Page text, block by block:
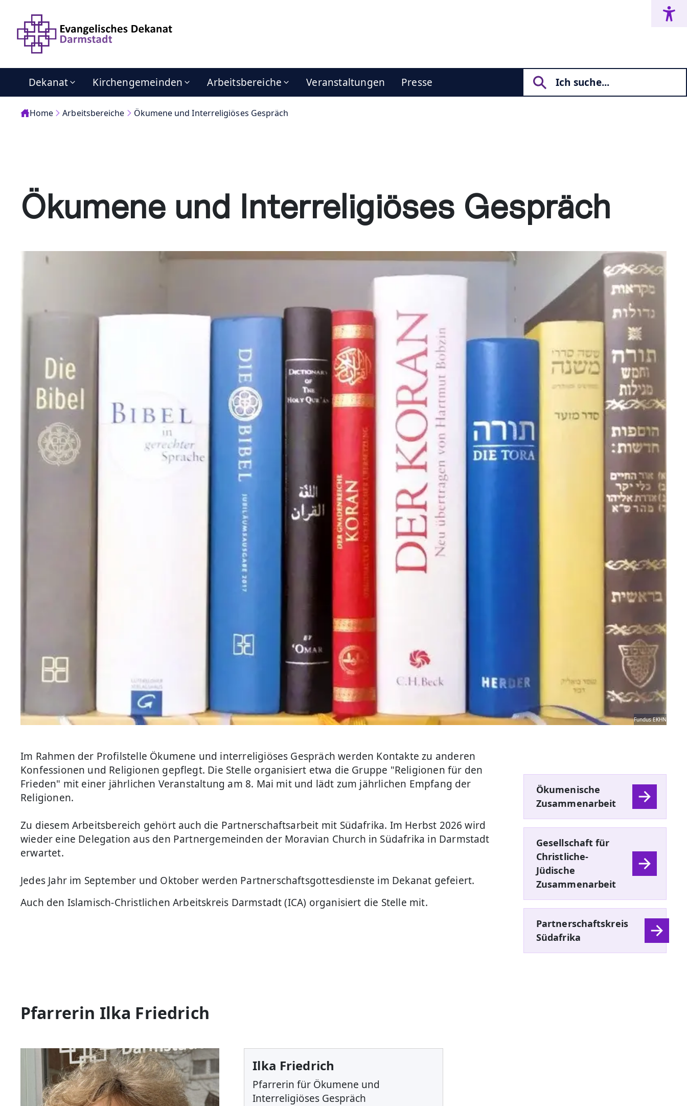
Dekanat Kirchengemeinden Arbeitsbereiche Veranstaltungen Presse
Home Arbeitsbereiche Ökumene und Interreligiöses Gespräch
Ökumene und Interreligiöses Gespräch
Fundus EKHN
Im Rahmen der Profilstelle Ökumene und interreligiöses Gespräch werden Kontakte zu anderen
Konfessionen und Religionen gepflegt. Die Stelle organisiert etwa die Gruppe "Religionen für den
Frieden" mit einer jährlichen Veranstaltung am 8. Mai mit und lädt zum jährlichen Empfang der
Religionen.
Zu diesem Arbeitsbereich gehört auch die Partnerschaftsarbeit mit Südafrika. Im Herbst 2026 wird
wieder eine Delegation aus den Partnergemeinden der Moravian Church in Südafrika in Darmstadt
erwartet.
Jedes Jahr im September und Oktober werden Partnerschaftsgottesdienste im Dekanat gefeiert.
Auch den Islamisch-Christlichen Arbeitskreis Darmstadt (ICA) organisiert die Stelle mit.
Ökumenische
Zusammenarbeit
Gesellschaft für
Christliche-
Jüdische
Zusammenarbeit
Partnerschaftskreis
Südafrika
Pfarrerin Ilka Friedrich
Ilka Friedrich
Pfarrerin für Ökumene und
Interreligiöses Gespräch